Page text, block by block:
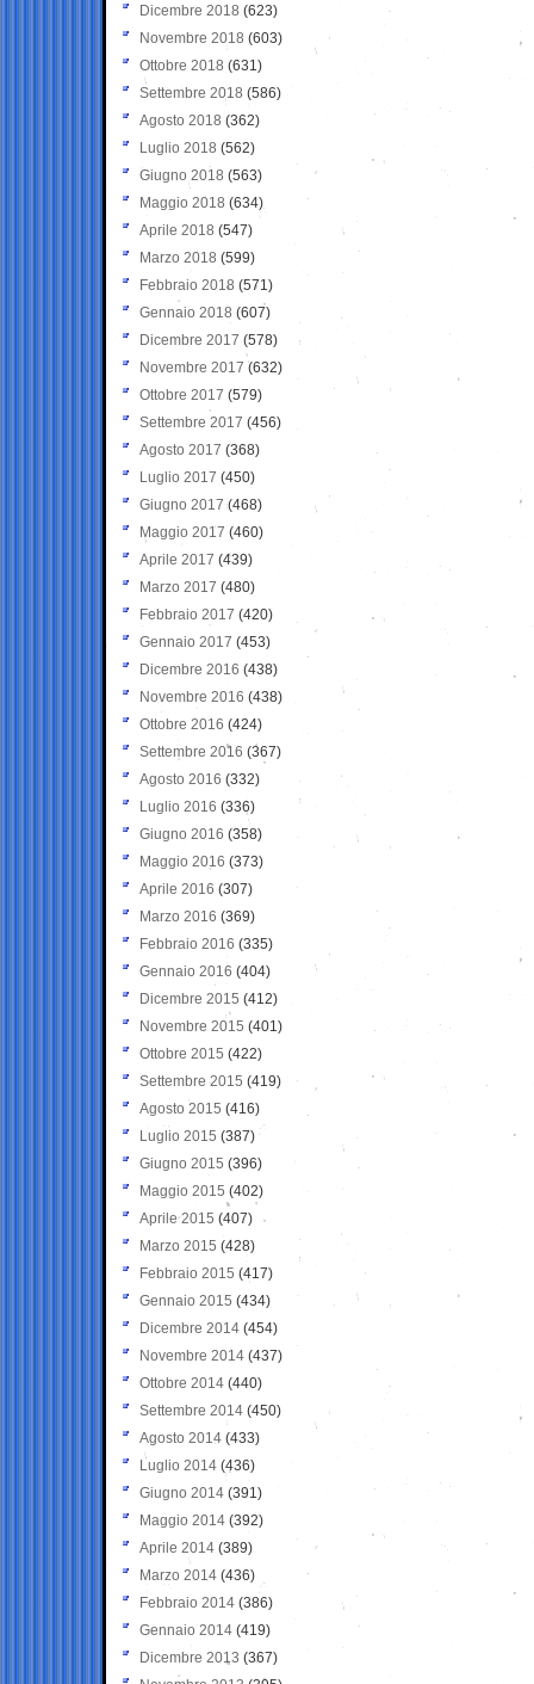
Dicembre 2018 (623)
Novembre 2018 (603)
Ottobre 2018 (631)
Settembre 2018 (586)
Agosto 2018 (362)
Luglio 2018 (562)
Giugno 2018 (563)
Maggio 2018 (634)
Aprile 2018 (547)
Marzo 2018 (599)
Febbraio 2018 (571)
Gennaio 2018 (607)
Dicembre 2017 (578)
Novembre 2017 (632)
Ottobre 2017 (579)
Settembre 2017 (456)
Agosto 2017 (368)
Luglio 2017 (450)
Giugno 2017 (468)
Maggio 2017 (460)
Aprile 2017 (439)
Marzo 2017 (480)
Febbraio 2017 (420)
Gennaio 2017 (453)
Dicembre 2016 (438)
Novembre 2016 (438)
Ottobre 2016 (424)
Settembre 2016 (367)
Agosto 2016 (332)
Luglio 2016 (336)
Giugno 2016 (358)
Maggio 2016 (373)
Aprile 2016 (307)
Marzo 2016 (369)
Febbraio 2016 (335)
Gennaio 2016 (404)
Dicembre 2015 (412)
Novembre 2015 (401)
Ottobre 2015 (422)
Settembre 2015 (419)
Agosto 2015 (416)
Luglio 2015 (387)
Giugno 2015 (396)
Maggio 2015 (402)
Aprile 2015 (407)
Marzo 2015 (428)
Febbraio 2015 (417)
Gennaio 2015 (434)
Dicembre 2014 (454)
Novembre 2014 (437)
Ottobre 2014 (440)
Settembre 2014 (450)
Agosto 2014 (433)
Luglio 2014 (436)
Giugno 2014 (391)
Maggio 2014 (392)
Aprile 2014 (389)
Marzo 2014 (436)
Febbraio 2014 (386)
Gennaio 2014 (419)
Dicembre 2013 (367)